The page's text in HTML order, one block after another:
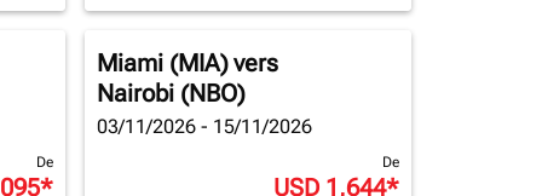
De
*
Miami (MIA)vers
Nairobi (NBO)
03/11/2026 - 15/11/2026
De
USD 1,644*